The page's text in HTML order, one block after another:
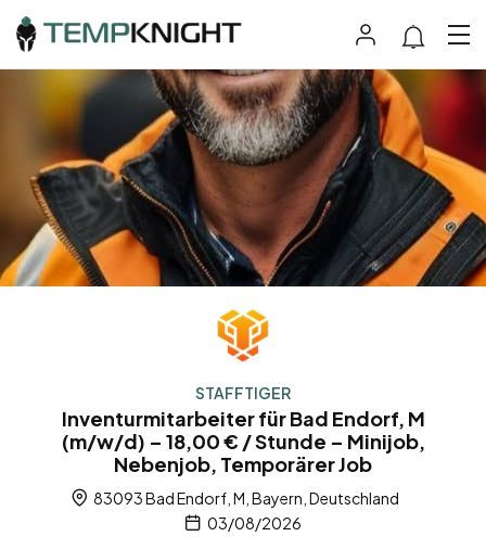
STAFFTIGER
Inventurmitarbeiter für Bad Endorf, M
(m/w/d) – 18,00 € / Stunde – Minijob,
Nebenjob, Temporärer Job
83093 Bad Endorf, M, Bayern, Deutschland
03/08/2026